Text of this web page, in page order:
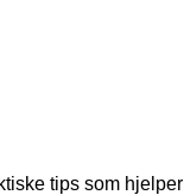
tips som